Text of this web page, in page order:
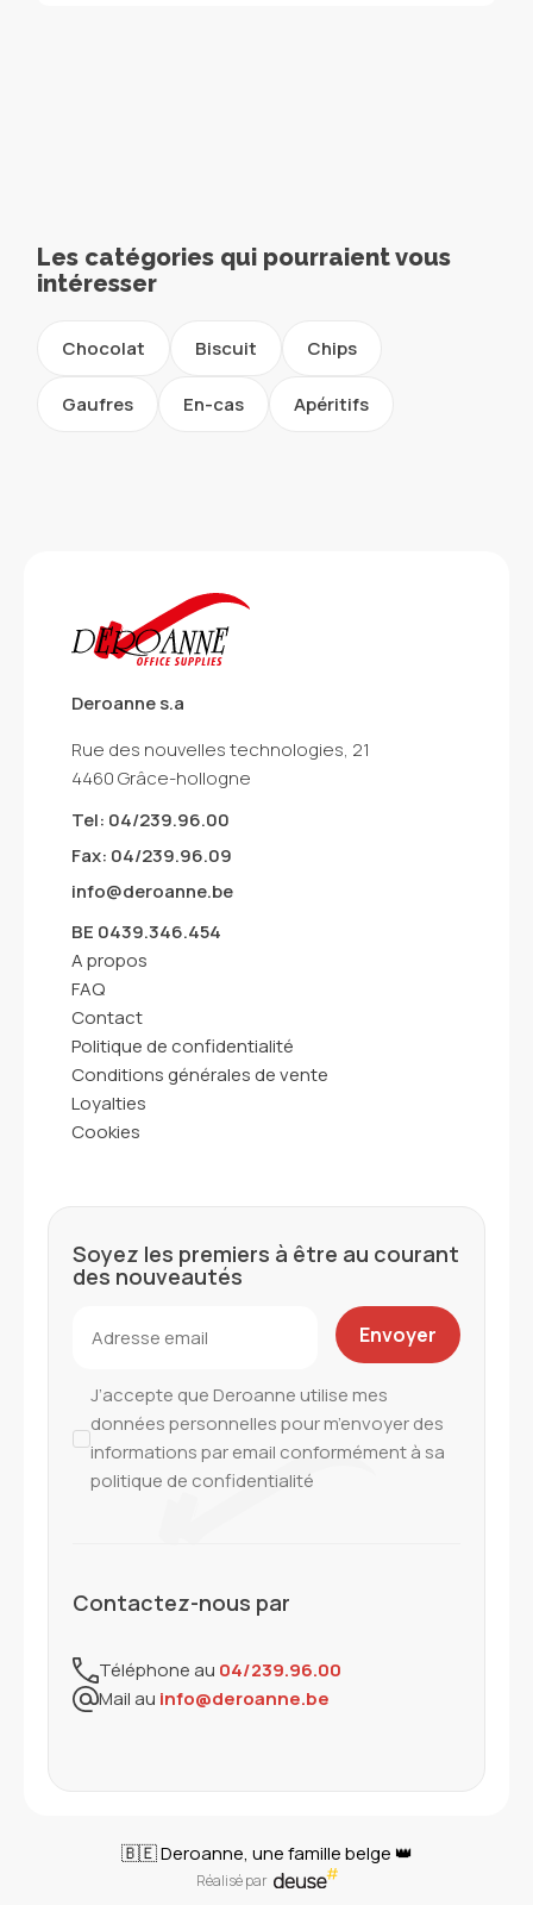
Les catégories qui pourraient vous
intéresser
Chocolat Biscuit Chips
Gaufres En-cas Apéritifs
Deroanne s.a
Rue des nouvelles technologies, 21
4460 Grâce-hollogne
Tel: 04/239.96.00
Fax: 04/239.96.09
info@deroanne.be
BE 0439.346.454
A propos
FAQ
Contact
Politique de confidentialité
Conditions générales de vente
Loyalties
Cookies
Soyez les premiers à être au courant
des nouveautés
J’accepte que Deroanne utilise mes
données personnelles pour m’envoyer des
informations par email conformément à sa
politique de confidentialité
Contactez-nous par
Téléphone au 04/239.96.00
Mail au info@deroanne.be
🇧🇪 Deroanne, une famille belge 👑
Réalisé par